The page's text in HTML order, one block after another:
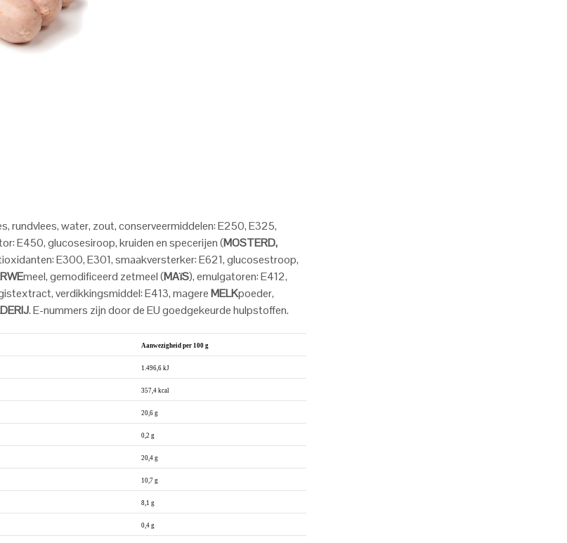
rundvlees, water, zout, conserveermiddelen: E250, E325,
E450, glucosesiroop, kruiden en specerijen (MOSTERD,
E300, E301, smaakversterker: E621, glucosestroop,
meel, gemodificeerd zetmeel (MAïS), emulgatoren: E412,
verdikkingsmiddel: E413, magereMELKpoeder,
. E-nummers zijn door de EU goedgekeurde hulpstoffen.
Aanwezigheid per 100 g
1.496,6 kJ
357,4 kcal
20,6 g
0,2 g
20,4 g
10,7 g
8,1 g
0,4 g